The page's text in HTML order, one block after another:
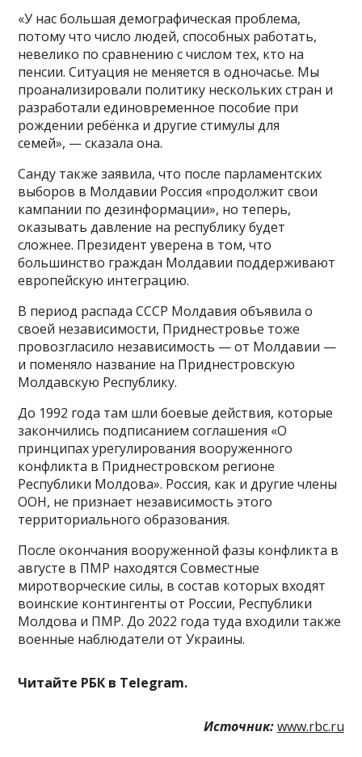
«У нас большая демографическая проблема,
потому что число людей, способных работать,
невелико по сравнению с числом тех, кто на
пенсии. Ситуация не меняется в одночасье. Мы
проанализировали политику нескольких стран и
разработали единовременное пособие при
рождении ребёнка и другие стимулы для
семей», — сказала она.
Санду также заявила, что после парламентских
выборов в Молдавии Россия «продолжит свои
кампании по дезинформации», но теперь,
оказывать давление на республику будет
сложнее. Президент уверена в том, что
большинство граждан Молдавии поддерживают
европейскую интеграцию.
В период распада СССР Молдавия объявила о
своей независимости, Приднестровье тоже
провозгласило независимость — от Молдавии —
и поменяло название на Приднестровскую
Молдавскую Республику.
До 1992 года там шли боевые действия, которые
закончились подписанием соглашения «О
принципах урегулирования вооруженного
конфликта в Приднестровском регионе
Республики Молдова». Россия, как и другие члены
ООН, не признает независимость этого
территориального образования.
После окончания вооруженной фазы конфликта в
августе в ПМР находятся Совместные
миротворческие силы, в состав которых входят
воинские контингенты от России, Республики
Молдова и ПМР. До 2022 года туда входили также
военные наблюдатели от Украины.
Читайте РБК в Telegram.
Источник: www.rbc.ru